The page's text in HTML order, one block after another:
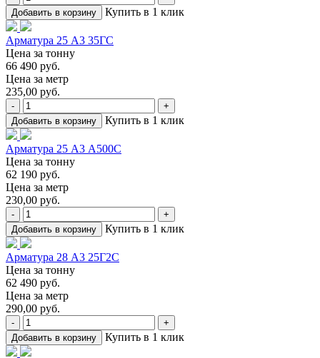
Добавить в корзину
Купить в 1 клик
Арматура 25 А3 35ГС
Цена за тонну
66 490 руб.
Цена за метр
235,00 руб.
-
+
Добавить в корзину
Купить в 1 клик
Арматура 25 А3 А500С
Цена за тонну
62 190 руб.
Цена за метр
230,00 руб.
-
+
Добавить в корзину
Купить в 1 клик
Арматура 28 А3 25Г2С
Цена за тонну
62 490 руб.
Цена за метр
290,00 руб.
-
+
Добавить в корзину
Купить в 1 клик